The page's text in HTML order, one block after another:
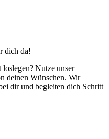
dich da!
Nutze unser
deinen Wünschen. Wir
dir und begleiten dich Schritt